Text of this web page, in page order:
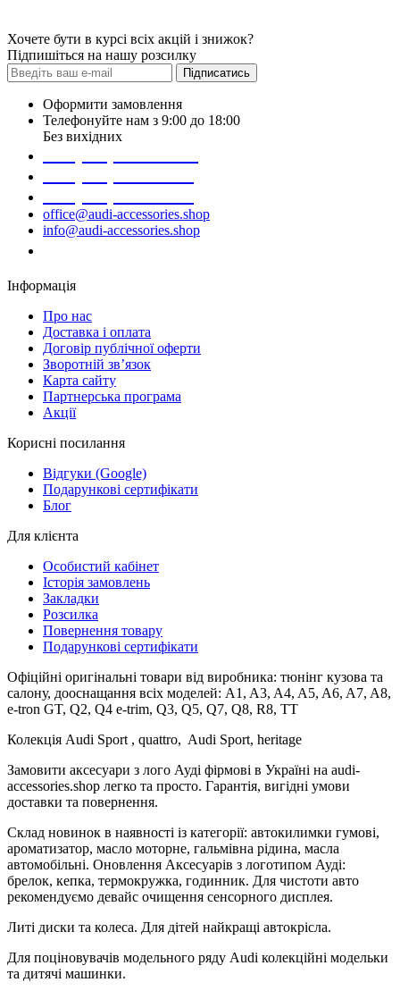
Хочете бути в курсі всіх акцій і знижок?
Підпишіться на нашу розсилку
Підписатись
Оформити замовлення
Телефонуйте нам з 9:00 до 18:00
Без вихідних
office@audi-accessories.shop
info@audi-accessories.shop
Інформація
Про нас
Доставка і оплата
Договір публічної оферти
Зворотній зв’язок
Карта сайту
Партнерська програма
Акції
Корисні посилання
Відгуки (Google)
Подарункові сертифікати
Блог
Для клієнта
Особистий кабінет
Історія замовлень
Закладки
Розсилка
Повернення товару
Подарункові сертифікати
Офіційні оригінальні товари від виробника: тюнінг кузова та
салону, дооснащання всіх моделей: A1, A3, A4, A5, A6, A7, A8,
e-tron GT, Q2, Q4 e-trim, Q3, Q5, Q7, Q8, R8, TT
Колекція Audi Sport , quattro, Audi Sport, heritage
Замовити аксесуари з лого Ауді фірмові в Україні на audi-
accessories.shop легко та просто. Гарантія, вигідні умови
доставки та повернення.
Склад новинок в наявності із категорії: автокилимки гумові,
ароматизатор, масло моторне, гальмівна рідина, масла
автомобільні. Оновлення Аксесуарів з логотипом Ауді:
брелок, кепка, термокружка, годинник. Для чистоти авто
рекомендуємо девайс очищення сенсорного дисплея.
Литі диски та колеса. Для дітей найкращі автокрісла.
Для поціновувачів модельного ряду Audi колекційні модельки
та дитячі машинки.